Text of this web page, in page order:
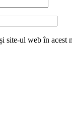
site-ul web în acest